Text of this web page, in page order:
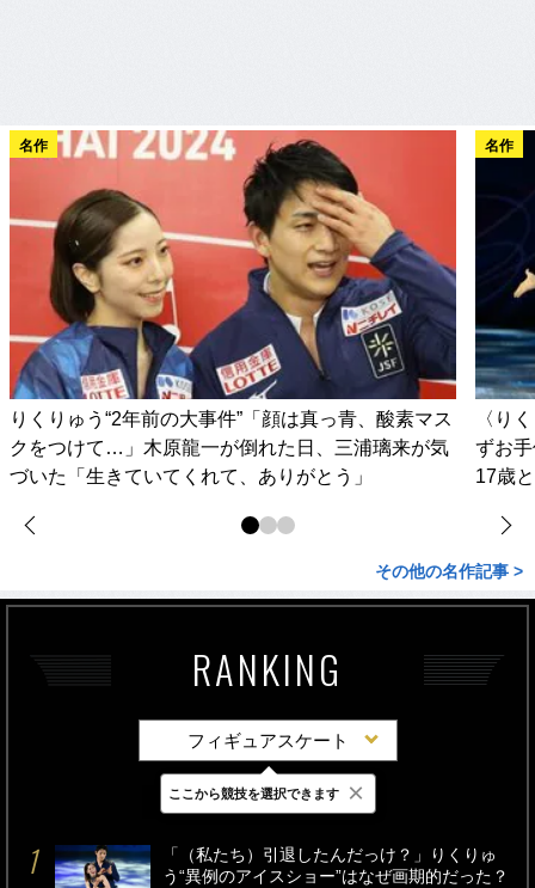
名作
りくりゅう“2年前の大事件”「顔は真っ青、酸素マス
クをつけて…」木原龍一が倒れた日、三浦璃来が気
づいた「生きていてくれて、ありがとう」
名作
〈り
ずお
17歳
その他の名作記事 >
RANKING
フィギュアスケート
最新 24時間 週間
「（私たち）引退したんだっけ？」りくりゅ
う“異例のアイスショー”はなぜ画期的だった？
ここから競技を選択できます ×